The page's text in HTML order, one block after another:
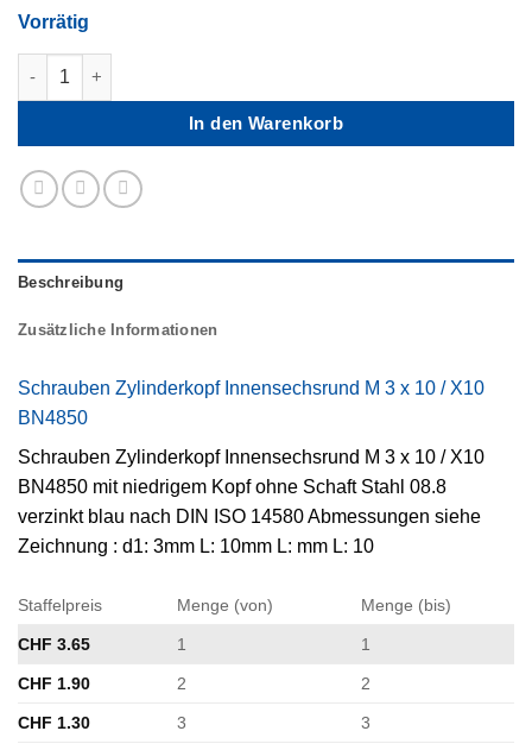
Vorrätig
M 3 x 10 Schrauben Zylinderkopf mit Innensechsrund mit
In den Warenkorb
Beschreibung
Zusätzliche Informationen
Schrauben Zylinderkopf Innensechsrund M 3 x 10 / X10
BN4850
Schrauben Zylinderkopf Innensechsrund M 3 x 10 / X10
BN4850 mit niedrigem Kopf ohne Schaft Stahl 08.8
verzinkt blau nach DIN ISO 14580 Abmessungen siehe
Zeichnung : d1: 3mm L: 10mm L: mm L: 10
Staffelpreis Menge (von) Menge (bis)
CHF 3.65 1 1
CHF 1.90 2 2
CHF 1.30 3 3